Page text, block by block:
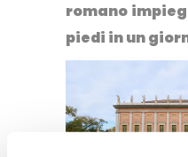
romano
piedi in un